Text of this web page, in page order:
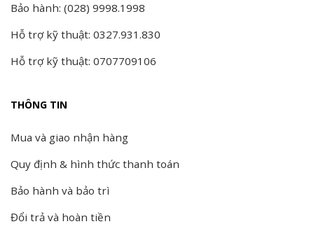
Bảo hành: (028) 9998.1998
Hỗ trợ kỹ thuật: 0327.931.830
Hỗ trợ kỹ thuật: 0707709106
THÔNG TIN
Mua và giao nhận hàng
Quy định & hình thức thanh toán
Bảo hành và bảo trì
Đổi trả và hoàn tiền